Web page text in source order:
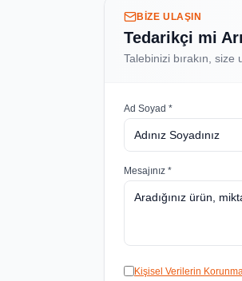
BIZE ULAŞIN
Tedarikçi mi
Talebinizi bırakın, size
Ad Soyad *
Mesajınız *
Kişisel Verilerin